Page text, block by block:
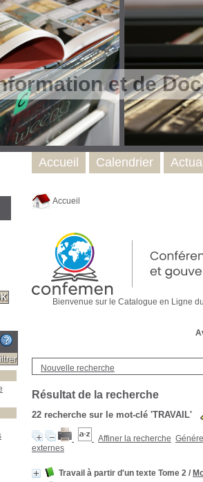
et de
Accueil
Bienvenue sur le Catalogue en Ligne du
Nouvelle recherche
Résultat de la recherche
22 recherche sur le mot-clé 'TRAVAIL'
Affiner la recherche
externes
Travail à partir d'un texte Tome 2 /
Accueil Calendrier